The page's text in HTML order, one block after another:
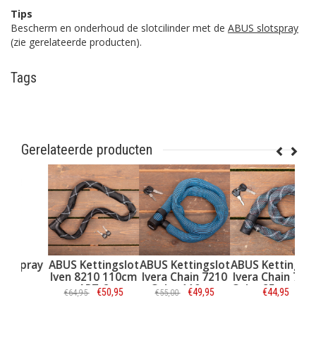
Tips
Bescherm en onderhoud de slotcilinder met de ABUS slotspray
(zie gerelateerde producten).
Tags
Gerelateerde producten
ABUS Slotspray
50 ml
€9,95
ABUS Kettingslot
Iven 8210 110cm
ART-2
€50,95
ABUS Kettingslot
Ivera Chain 7210
Color 110 cm
€49,95